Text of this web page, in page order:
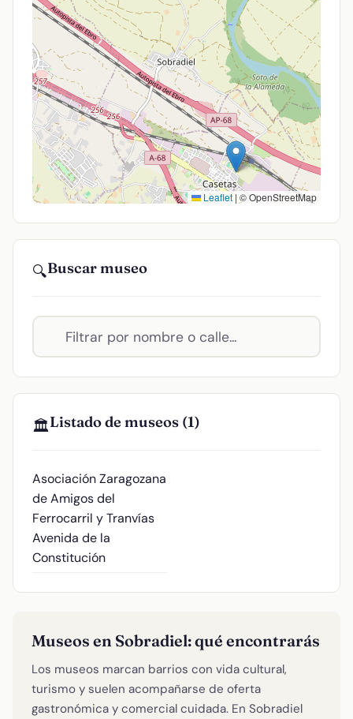
Leaflet |© OpenStreetMap
🔍Buscar museo
🏛️Listado de museos (1)
Asociación Zaragozana
de Amigos del
Ferrocarril y Tranvías
Avenida de la
Constitución
Museos en Sobradiel: qué encontrarás
Los museos marcan barrios con vida cultural,
turismo y suelen acompañarse de oferta
gastronómica y comercial cuidada. En Sobradiel